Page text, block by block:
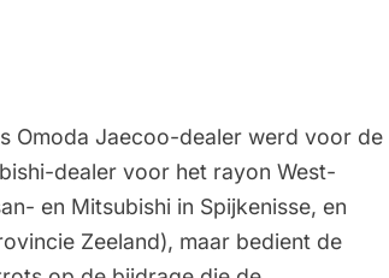
Omoda Jaecoo-dealer werd voor de
dealer voor het rayon West-
en Mitsubishi in Spijkenisse, en
Zeeland), maar bedient de